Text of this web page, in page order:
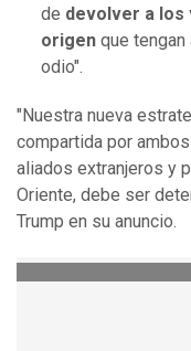
de devolver a los
origen que tengan
odio".
"Nuestra nueva
compartida por
aliados extranjeros y
Oriente, debe ser
Trump en su anuncio.